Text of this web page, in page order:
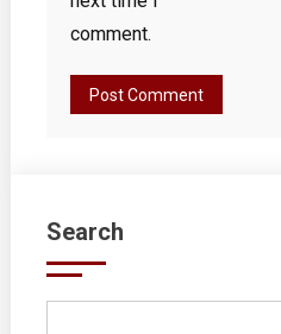
comment.
Search